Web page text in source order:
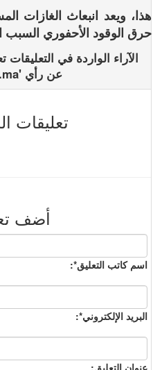
هذا، ويعد انبعاث الغازات
حرق الوقود الأحفوري السبب
الآراء الواردة في
عن رأي 'tanjaoui.ma'
تعليقات
أضف
اسم كاتب التعليق*:
البريد الإلكتروني*: